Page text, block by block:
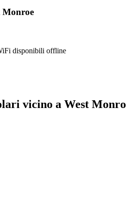
Monroe
disponibili offline
vicino a West